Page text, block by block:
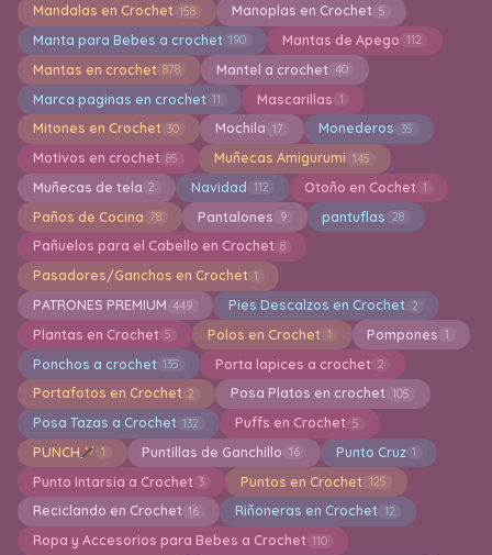
Mandalas en Crochet 158 Manoplas en Crochet 5
Manta para Bebes a crochet 190 Mantas de Apego 112
Mantas en crochet 878 Mantel a crochet 40
Marca paginas en crochet 11 Mascarillas 1
Mitones en Crochet 30 Mochila 17 Monederos 35
Motivos en crochet 85 Muñecas Amigurumi 145
Muñecas de tela 2 Navidad 112 Otoño en Cochet 1
Paños de Cocina 78 Pantalones 9 pantuflas 28
Pañuelos para el Cabello en Crochet 8
Pasadores/Ganchos en Crochet 1
PATRONES PREMIUM 449 Pies Descalzos en Crochet 2
Plantas en Crochet 5 Polos en Crochet 1 Pompones 1
Ponchos a crochet 135 Porta lapices a crochet 2
Portafotos en Crochet 2 Posa Platos en crochet 105
Posa Tazas a Crochet 132 Puffs en Crochet 5
PUNCH 1 Puntillas de Ganchillo 16 Punto Cruz 1
Punto Intarsia a Crochet 3 Puntos en Crochet 125
Reciclando en Crochet 16 Riñoneras en Crochet 12
Ropa y Accesorios para Bebes a Crochet 110